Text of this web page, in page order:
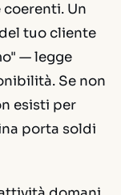
Un
tuo cliente
— legge
Se non
esisti per
porta soldi